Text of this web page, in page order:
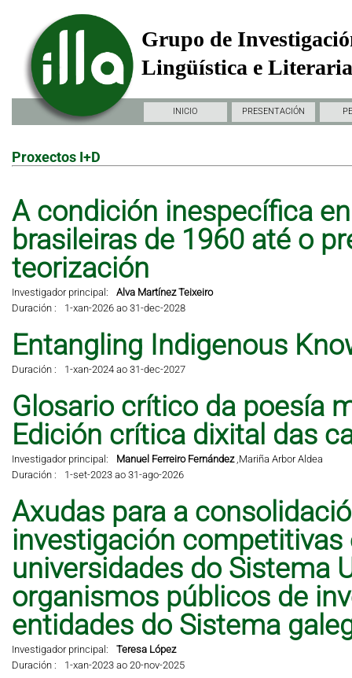
Grupo de
Lingüística e
INICIO PRESENTACIÓN
Proxectos I+D
A condición inespecífica
brasileiras de 1960 até o
teorización
Investigador principal:
Alva Martínez Teixeiro
Duración :
1-xan-2026 ao 31-dec-2028
Entangling Indigenous
Duración : 1-xan-2024 ao 31-dec-2027
Glosario crítico da poesía
Edición crítica dixital das
Investigador principal: Manuel Ferreiro Fernández,Mariña Arbor Aldea
Duración :
1-set-2023 ao 31-ago-2026
Axudas para a
investigación
universidades do Sistema
organismos públicos de
entidades do Sistema
Investigador principal:
Teresa López
Duración :
1-xan-2023 ao 20-nov-2025